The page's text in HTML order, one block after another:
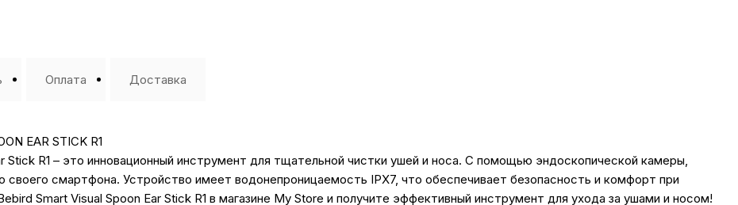
Оплата Доставка
EAR STICK R1
Stick R1 – это инновационный инструмент для тщательной чистки ушей и носа. С помощью эндоскопической камеры,
смартфона. Устройство имеет водонепроницаемость IPX7, что обеспечивает безопасность и комфорт при
Smart Visual Spoon Ear Stick R1 в магазине My Store и получите эффективный инструмент для ухода за ушами и носом!